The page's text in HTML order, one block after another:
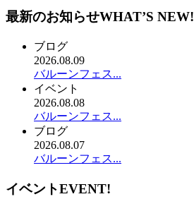
最新のお知らせWHAT’S NEW!
ブログ
2026.08.09
バルーンフェス...
イベント
2026.08.08
バルーンフェス...
ブログ
2026.08.07
バルーンフェス...
イベントEVENT!